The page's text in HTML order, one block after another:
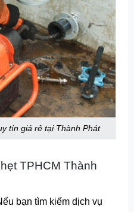
tín giá rẻ tại Thành Phát
TPHCM Thành
bạn tìm kiếm dịch vụ